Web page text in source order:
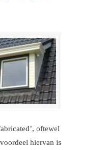
oftewel
hiervan is